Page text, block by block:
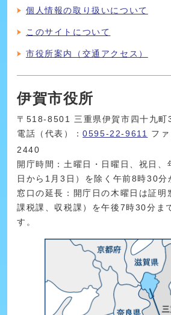
個人情報の取り扱いについて
このサイトについて
市役所案内（交通アクセス）
伊賀市役所
〒518-8501 三重県伊賀市四十九町
電話（代表）：0595-22-9611
フ
2440
開庁時間：土曜日・日曜日、祝日
日から1月3日）を除く午前8時30
窓口の延長：開庁日の木曜日は証明
課税課、収税課）を午後7時30分ま
す。